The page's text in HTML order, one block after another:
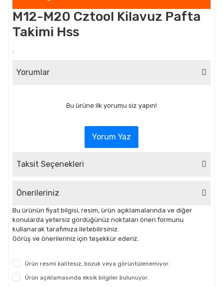
M12-M20 Cztool Kilavuz Pafta
Takimi Hss
:
Yorumlar
Bu ürüne ilk yorumu siz yapın!
Yorum Yaz
Taksit Seçenekleri
Önerileriniz
Bu ürünün fiyat bilgisi, resim, ürün açıklamalarında ve diğer
konularda yetersiz gördüğünüz noktaları öneri formunu
kullanarak tarafımıza iletebilirsiniz.
Görüş ve önerileriniz için teşekkür ederiz.
Ürün resmi kalitesiz, bozuk veya görüntülenemiyor.
Ürün açıklamasında eksik bilgiler bulunuyor.